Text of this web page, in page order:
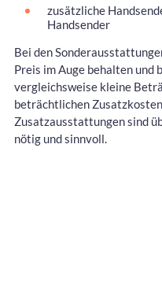
zusätzliche
Handsender
Bei den
Preis im Auge behalten und
vergleichsweise kleine
beträchtlichen
Zusatzausstattungen sind
nötig und sinnvoll.